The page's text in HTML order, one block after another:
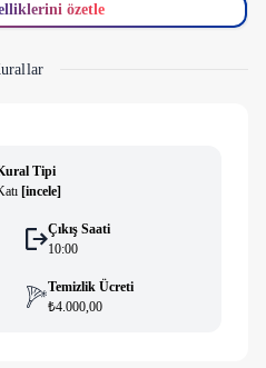
özetle
Tipi
[i̇ncele]
Çıkış Saati
10:00
Temizlik Ücreti
₺4.000,00